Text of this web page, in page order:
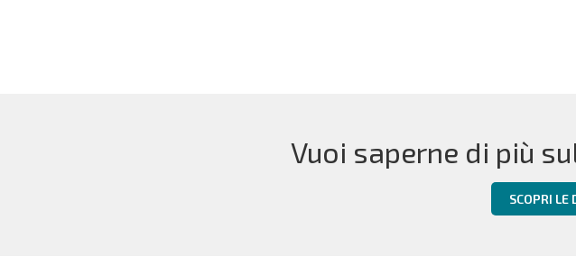
Vuoi saperne di più
SCOPRI LE